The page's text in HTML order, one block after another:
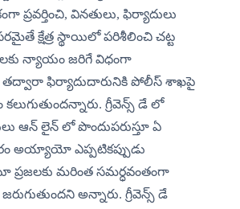
ప్రవర్తించి, వినతులు, ఫిర్యాదులు
క్షేత్ర స్థాయిలో పరిశీలించి చట్ట
న్యాయం జరిగే విధంగా
తద్వారా ఫిర్యాదుదారునికి పోలీస్ శాఖపై
గ్రీవెన్స్ డే లో
ఆన్ లైన్ లో పొందుపరుస్తూ ఏ
అయ్యాయో ఎప్పటికప్పుడు
ప్రజలకు మరింత సమర్ధవంతంగా
అన్నారు. గ్రీవెన్స్ డే